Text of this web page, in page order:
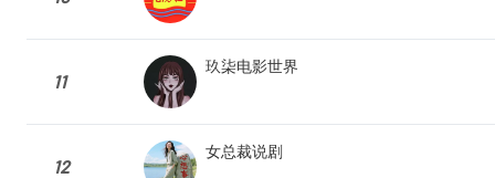
11
玖柒电影世界
12
女总裁说剧